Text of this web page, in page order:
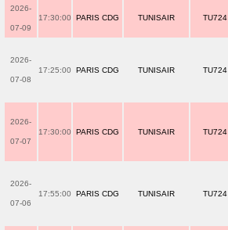
2026-
07-09
17:30:00 PARIS CDG TUNISAIR TU724
2026-
07-08
17:25:00 PARIS CDG TUNISAIR TU724
2026-
07-07
17:30:00 PARIS CDG TUNISAIR TU724
2026-
07-06
17:55:00 PARIS CDG TUNISAIR TU724